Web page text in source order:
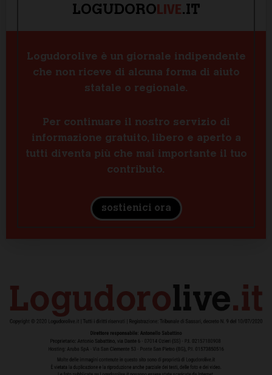
LOGUDOROLIVE.IT
Logudorolive è un giornale indipendente
che non riceve di alcuna forma di aiuto
statale o regionale.
Per continuare il nostro servizio di
informazione gratuito, libero e aperto a
tutti diventa più che mai importante il tuo
contributo.
sostienici ora